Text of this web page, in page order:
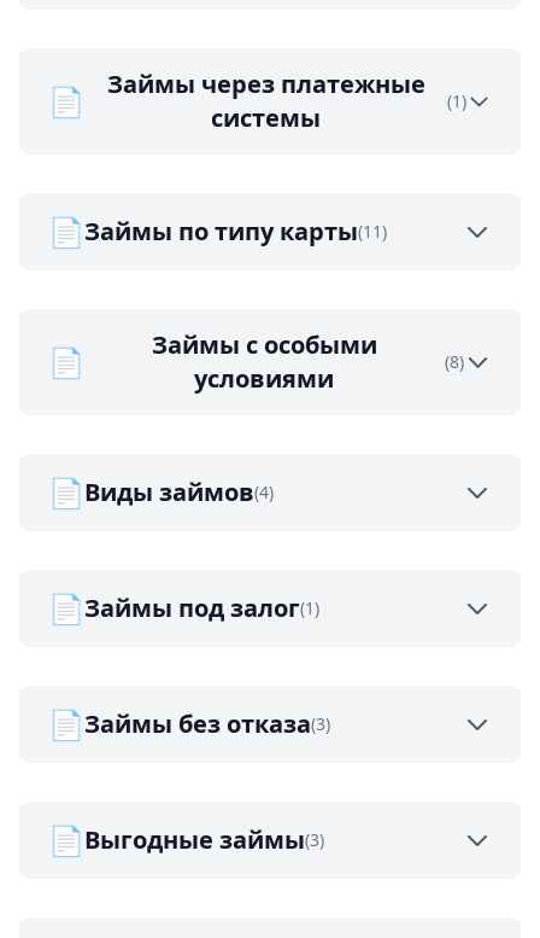
📄
Займы через платежные
системы
(1)
📄Займы по типу карты(11)
📄
Займы с особыми
условиями
(8)
📄Виды займов(4)
📄Займы под залог(1)
📄Займы без отказа(3)
📄Выгодные займы(3)